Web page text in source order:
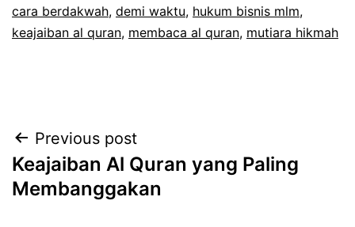
cara berdakwah, demi waktu, hukum bisnis mlm,
keajaiban al quran, membaca al quran, mutiara hikmah
Post
navigation
Previous post
Keajaiban Al Quran yang Paling
Membanggakan